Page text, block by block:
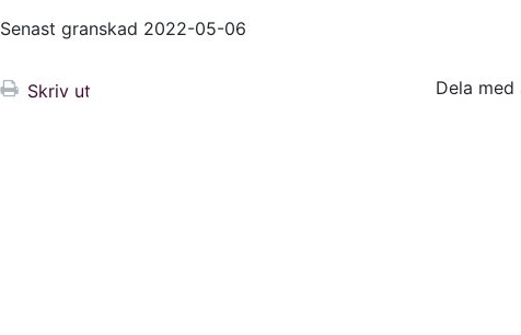
Senast granskad 2022-05-06
Skriv ut Dela med